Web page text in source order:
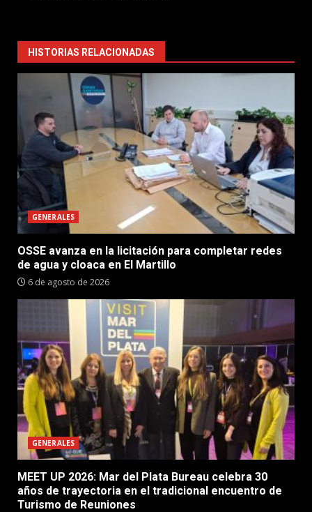
HISTORIAS RELACIONADAS
GENERALES
OSSE avanza en la licitación para completar redes
de agua y cloaca en El Martillo
6 de agosto de 2026
GENERALES
MEET UP 2026: Mar del Plata Bureau celebra 30
años de trayectoria en el tradicional encuentro de
Turismo de Reuniones